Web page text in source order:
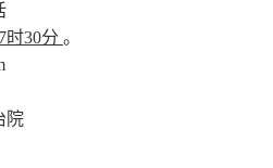
时30分 。
院